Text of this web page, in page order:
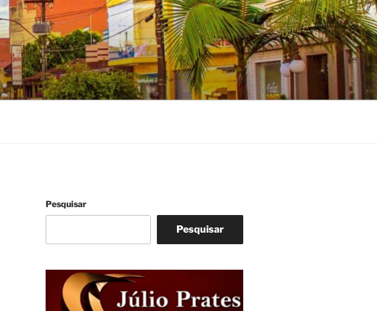
Pesquisar
Pesquisar